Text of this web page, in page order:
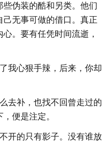
伪装的酷和另类。他们
无事可做的借口。真正
。要有任凭时间流逝，
我心狠手辣，后来，你却
去补，也找不回曾走过的
便是注定。
开的只有影子。没有谁放